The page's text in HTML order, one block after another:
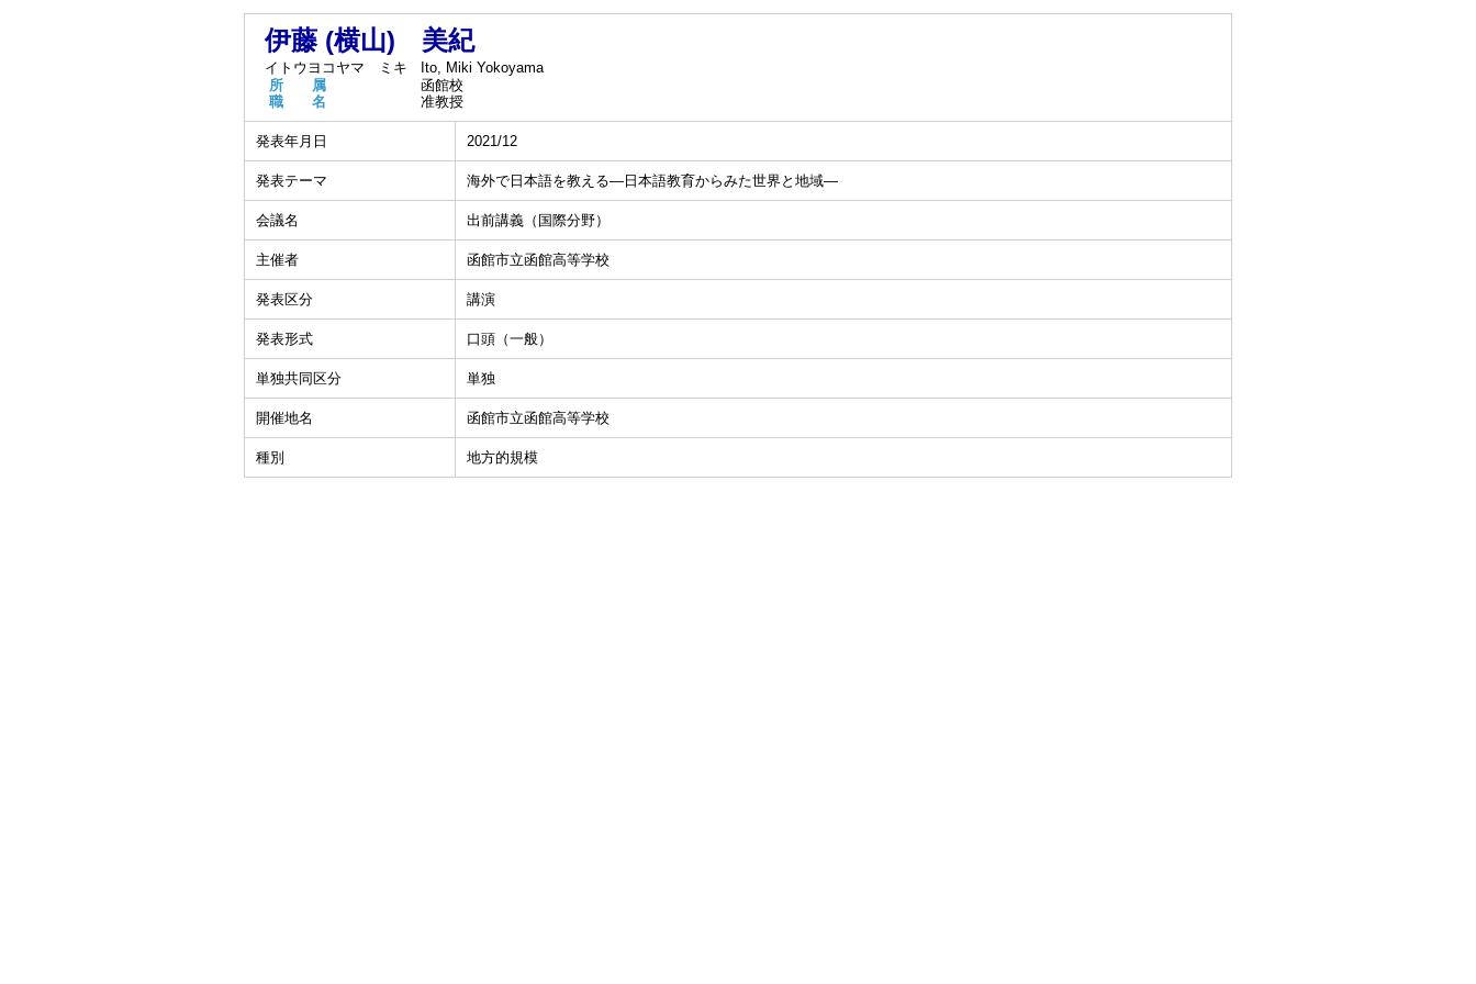
伊藤 (横山) 美紀
イトウヨコヤマ ミキ
Ito, Miki Yokoyama
所 属
函館校
職 名
准教授
発表年月日 2021/12
発表テーマ 海外で日本語を教える―日本語教育からみた世界と地域―
会議名 出前講義（国際分野）
主催者 函館市立函館高等学校
発表区分 講演
発表形式 口頭（一般）
単独共同区分 単独
開催地名 函館市立函館高等学校
種別 地方的規模